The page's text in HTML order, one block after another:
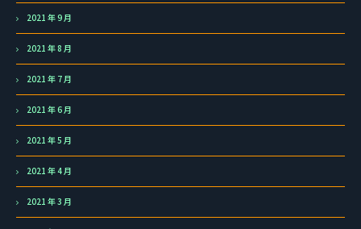
2021 年 9 月
2021 年 8 月
2021 年 7 月
2021 年 6 月
2021 年 5 月
2021 年 4 月
2021 年 3 月